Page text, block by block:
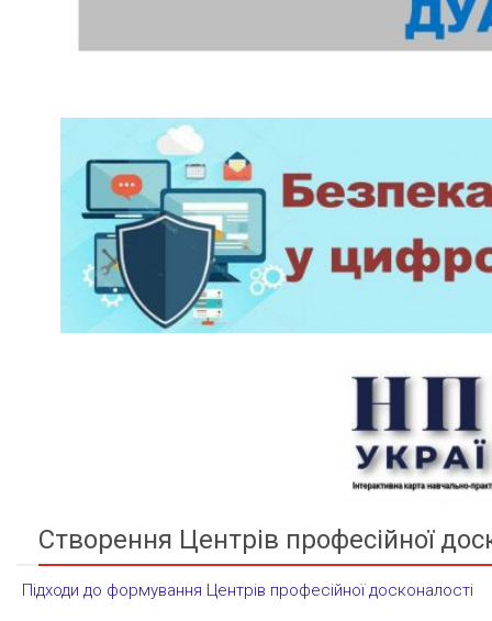
Створення Центрів професійної
Підходи до формування Центрів професійної досконалості